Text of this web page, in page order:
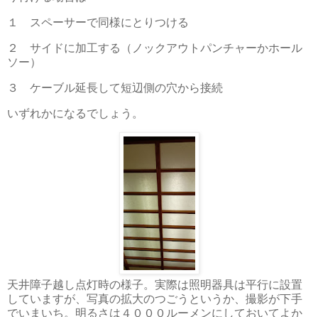
１ スペーサーで同様にとりつける
２ サイドに加工する（ノックアウトパンチャーかホール
ソー）
３ ケーブル延長して短辺側の穴から接続
いずれかになるでしょう。
天井障子越し点灯時の様子。実際は照明器具は平行に設置
していますが、写真の拡大のつごうというか、撮影が下手
でいまいち。明るさは４０００ルーメンにしておいてよか